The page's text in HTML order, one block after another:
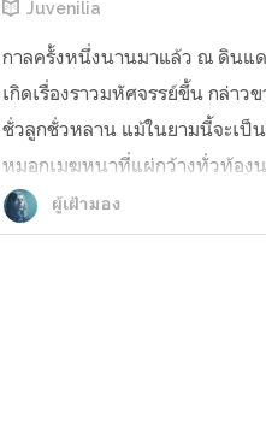
Juvenilia
กาลครั้งหนึ่งนานมาแล้ว ณ ดินแ
เกิดเรื่องราวมหัศจรรย์ขึ้น กล่าว
ชั่วลูกชั่วหลาน แม้ในยามนี้จะเป็น
หมอกเมฆหนาที่แผ่กว้างทั่วท้อง
ดูมืดครึ้มน่ากลัว ลมหนาวพัดโชย
ขาวใสปกคลุมไปทั่ว ตอนนี้เอเร
ผู้เฝ้ามอง